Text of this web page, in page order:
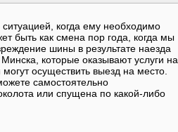
когда ему необходимо
быть как смена пор года, когда мы
шины в результате наезда
которые оказывают услуги на
осуществить выезд на место.
самостоятельно
или спущена по какой-либо